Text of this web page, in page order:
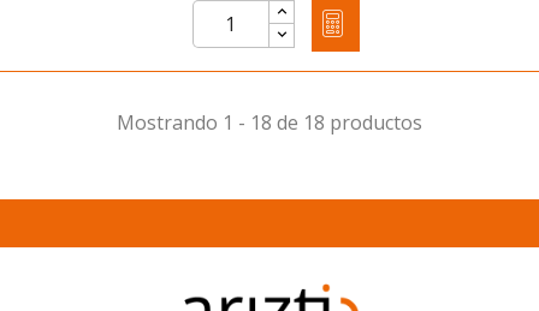
Mostrando 1 - 18 de 18 productos